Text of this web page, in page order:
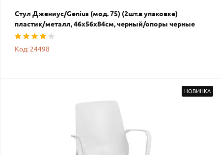
Стул Джениус/Genius (мод. 75) (2шт.в упаковке)
пластик/металл, 46x56x84cм, черный/опоры черные
Код: 24498
НОВИНКА